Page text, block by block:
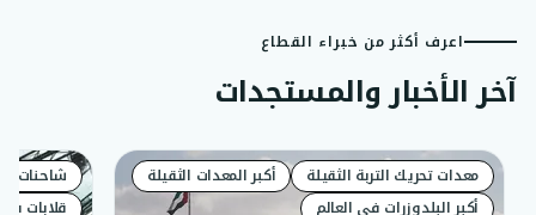
اعرف أكثر من خبراء القطاع
آخر الأخبار والمستجدات
معدات تحريك التربة الثقيلة
أكبر المعدات الثقيلة
أكبر البلدوزرات في العالم
شاحنات
قلابات